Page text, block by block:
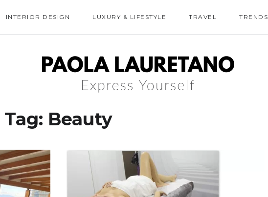
INTERIOR DESIGN LUXURY & LIFESTYLE TRAVEL TRENDS
Tag: Beauty